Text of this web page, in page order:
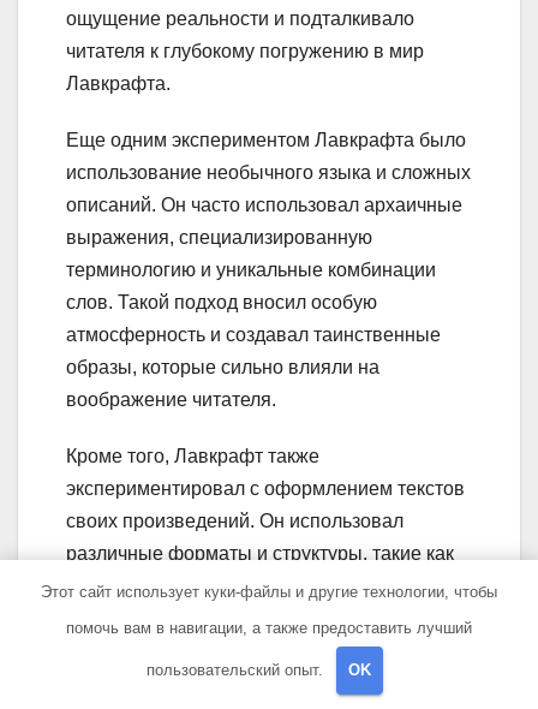
ощущение реальности и подталкивало
читателя к глубокому погружению в мир
Лавкрафта.
Еще одним экспериментом Лавкрафта было
использование необычного языка и сложных
описаний. Он часто использовал архаичные
выражения, специализированную
терминологию и уникальные комбинации
слов. Такой подход вносил особую
атмосферность и создавал таинственные
образы, которые сильно влияли на
воображение читателя.
Кроме того, Лавкрафт также
экспериментировал с оформлением текстов
своих произведений. Он использовал
различные форматы и структуры, такие как
дневники, письма, научные доклады и
впечатление оживления истории. Это
Этот сайт использует куки-файлы и другие технологии, чтобы
помочь вам в навигации, а также предоставить лучший
пользовательский опыт. OK